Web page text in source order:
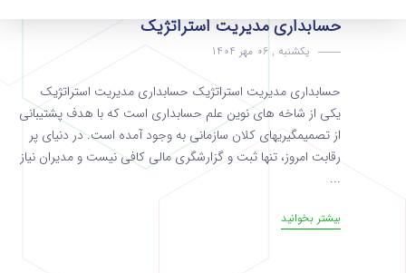
حسابداری مدیریت استراتژیک
یکشنبه , 06 مهر 1404
حسابداری مدیریت استراتژیک حسابداری مدیریت استراتژیک
یکی از شاخه های نوین علم حسابداری است که با هدف پشتیبانی
از تصمیمگیریهای کلان سازمانی به وجود آمده است. در دنیای پر
رقابت امروز، تنها ثبت و گزارشگری مالی کافی نیست و مدیران نیاز
...
بیشتر بخوانید